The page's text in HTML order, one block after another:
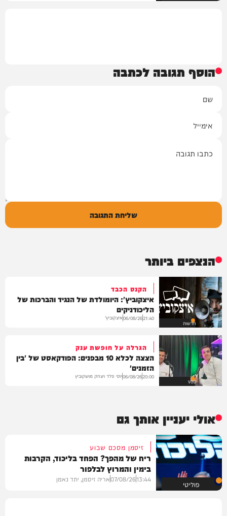
הוסף תגובה לכתבה
שליחת התגובה
הנצפים ביותר
חדשות
הקנס הכבד
איצקוביץ': היומולדת של הנגיד והברכות של
הליכודניקים
21:40
06/08/26איצקוביץ'
VOD
הגרלה על חופשת ענק
הצצה לכלא 10 מבפנים: הפודקאסט של 'בין
הזמנים'
20:00
06/08/26יוסי פלד ויצחק מושקוביץ
אולי יעניין אותך גם
פוליטי
זיסמן מסכם שבוע
ריח של מהפך? הפחד בליכוד, הקרבות
בימין והמרוץ לבלפור
13:44
07/08/26אריה זיסמן, יתד נאמן